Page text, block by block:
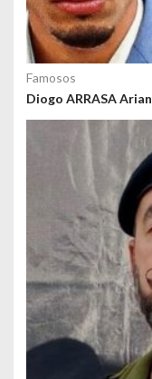
Famosos
Diogo ARRASA